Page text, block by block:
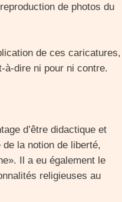
de photos du
de ces caricatures,
à-dire ni pour ni contre.
d’être didactique et
la notion de liberté,
Il a eu également le
religieuses au